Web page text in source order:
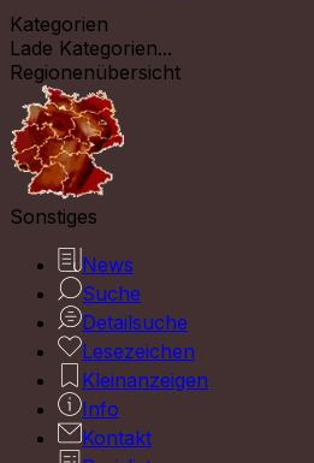
Kategorien
Lade Kategorien...
Regionenübersicht
Sonstiges
News
Suche
Detailsuche
Lesezeichen
Kleinanzeigen
Info
Kontakt